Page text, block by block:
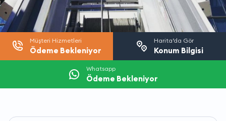
Müşteri Hizmetleri
Ödeme Bekleniyor
Harita’da Gör
Konum Bilgisi
Whatsapp
Ödeme Bekleniyor